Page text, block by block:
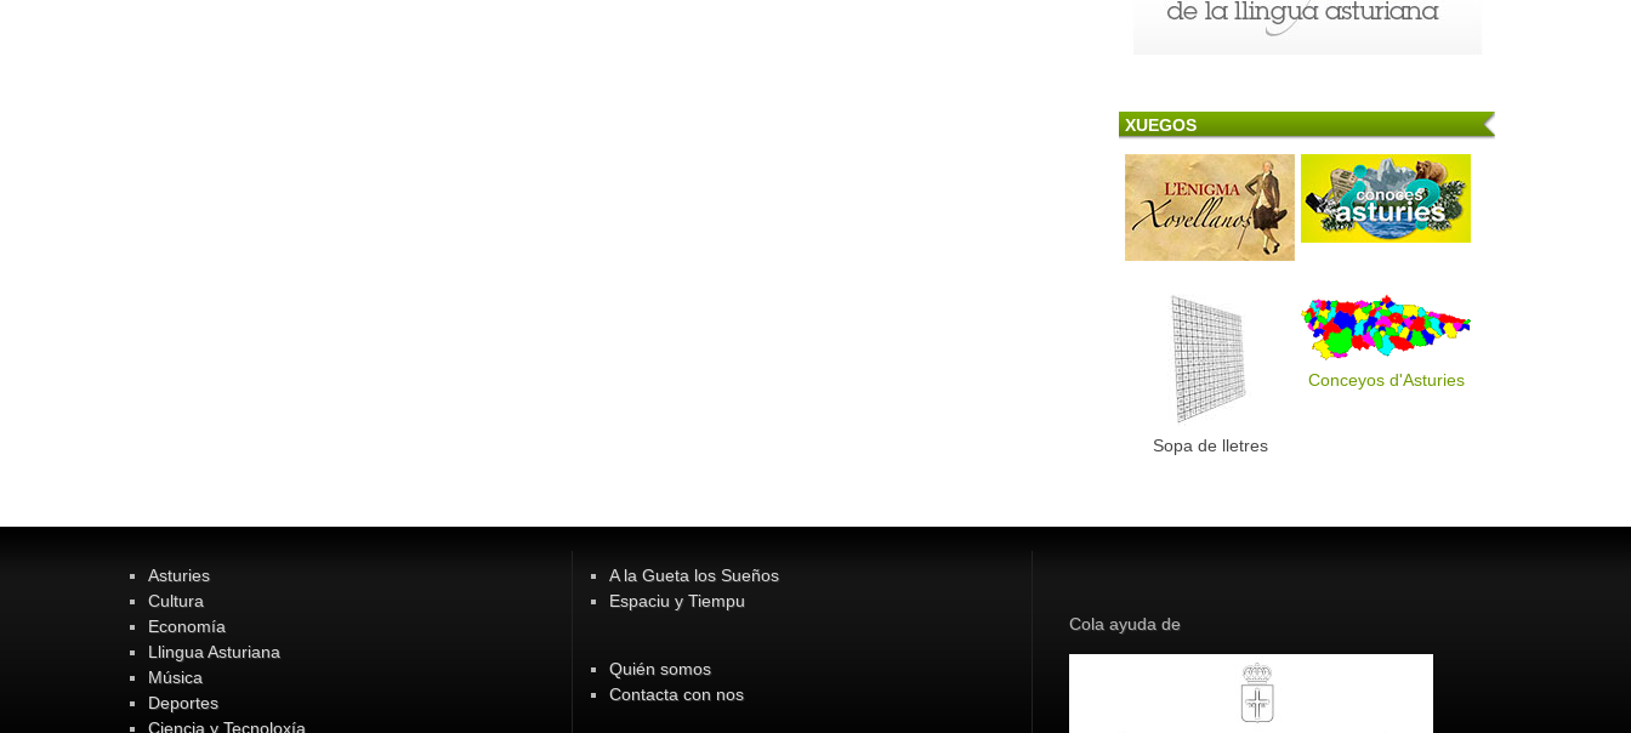
XUEGOS
Sopa de lletres
Conceyos d'Asturies
Asturies
Cultura
Economía
Llingua Asturiana
Música
Deportes
Ciencia y Tecnoloxía
A la Gueta los Sueños
Espaciu y Tiempu
Quién somos
Contacta con nos
Cola ayuda de